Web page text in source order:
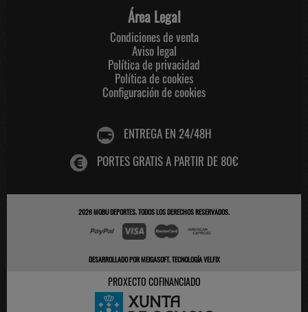
Área Legal
Condiciones de venta
Aviso legal
Política de privacidad
Política de cookies
Configuración de cookies
ENTREGA EN 24/48H
PORTES GRATIS A PARTIR DE 80€
2026MOBU DEPORTES. TODOS LOS DERECHOS RESERVADOS.
DESARROLLADO PORMEIGASOFT.TECNOLOGÍA VELFIX
PROXECTO COFINANCIADO